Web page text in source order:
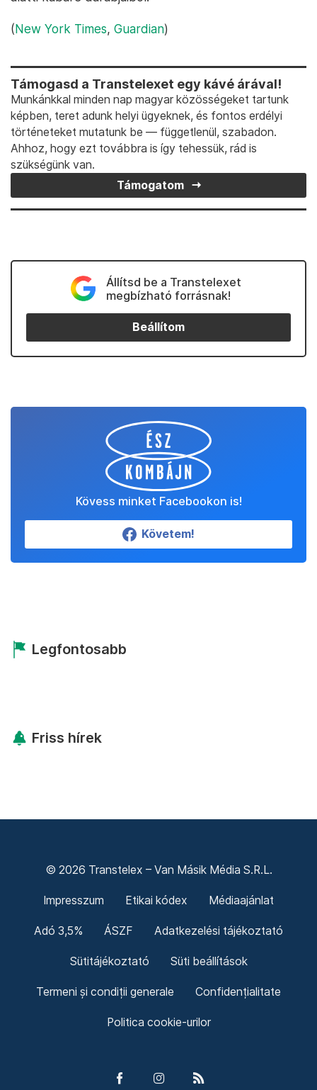
(New York Times, Guardian)
Támogasd a Transtelexet egy kávé árával!
Munkánkkal minden nap magyar közösségeket tartunk
képben, teret adunk helyi ügyeknek, és fontos erdélyi
történeteket mutatunk be — függetlenül, szabadon.
Ahhoz, hogy ezt továbbra is így tehessük, rád is
szükségünk van.
Támogatom
Állítsd be a Transtelexet
megbízható forrásnak!
Beállítom
Kövess minket Facebookon is!
Követem!
Legfontosabb
Friss hírek
© 2026 Transtelex – Van Másik Média S.R.L.
Impresszum Etikai kódex Médiaajánlat
Adó 3,5% ÁSZF Adatkezelési tájékoztató
Sütitájékoztató Süti beállítások
Termeni și condiții generale Confidențialitate
Politica cookie-urilor